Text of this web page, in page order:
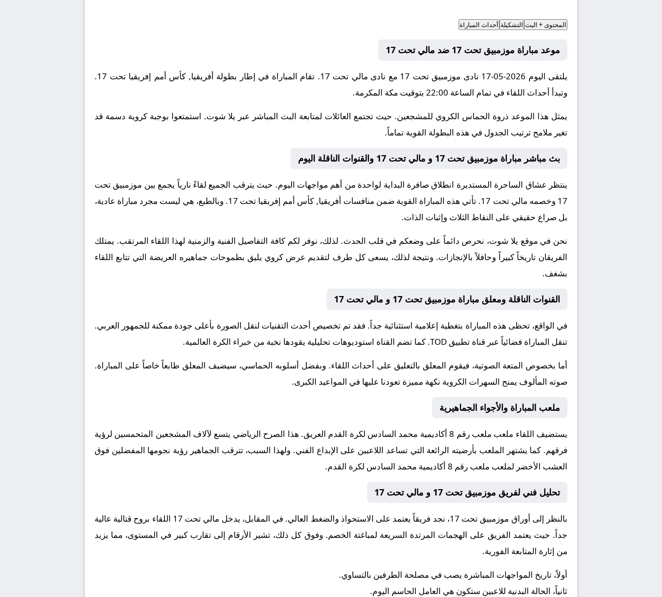
المحتوى + البث التشكيلة أحداث المباراة
موعد مباراة موزمبيق تحت 17 ضد مالي تحت 17
يلتقى اليوم 2026-05-17 نادى موزمبيق تحت 17 مع نادى مالي تحت 17. تقام المباراة في إطار بطولة أفريقيا, كأس أمم إفريقيا تحت 17.
وتبدأ أحداث اللقاء في تمام الساعة 22:00 بتوقيت مكة المكرمة.
يمثل هذا الموعد ذروة الحماس الكروي للمشجعين. حيث تجتمع العائلات لمتابعة البث المباشر عبر يلا شوت. استمتعوا بوجبة كروية دسمة قد
تغير ملامح ترتيب الجدول في هذه البطولة القوية تماماً.
بث مباشر مباراة موزمبيق تحت 17 و مالي تحت 17 والقنوات الناقلة اليوم
ينتظر عشاق الساحرة المستديرة انطلاق صافرة البداية لواحدة من أهم مواجهات اليوم. حيث يترقب الجميع لقاءً نارياً يجمع بين موزمبيق تحت
17 وخصمه مالي تحت 17 . تأتي هذه المباراة القوية ضمن منافسات أفريقيا, كأس أمم إفريقيا تحت 17
. وبالطبع، هي ليست مجرد مباراة عادية،
بل صراع حقيقي على النقاط الثلاث وإثبات الذات.
نحن في موقع يلا شوت، نحرص دائماً على وضعكم في قلب الحدث. لذلك، نوفر لكم كافة التفاصيل الفنية والزمنية لهذا اللقاء المرتقب. يمتلك
الفريقان تاريخاً كبيراً وحافلاً بالإنجازات. ونتيجة لذلك، يسعى كل طرف لتقديم عرض كروي يليق بطموحات جماهيره العريضة التي تتابع اللقاء
بشغف.
القنوات الناقلة ومعلق مباراة موزمبيق تحت 17 و مالي تحت 17
في الواقع، تحظى هذه المباراة بتغطية إعلامية استثنائية جداً. فقد تم تخصيص أحدث التقنيات لنقل الصورة بأعلى جودة ممكنة للجمهور العربي.
تنقل المباراة فضائياً عبر قناة تطبيق TOD . كما تضم القناة استوديوهات تحليلية يقودها نخبة من خبراء الكرة العالمية.
أما بخصوص المتعة الصوتية، فيقوم المعلق بالتعليق على أحداث اللقاء. وبفضل أسلوبه الحماسي، سيضيف المعلق طابعاً خاصاً على المباراة.
صوته المألوف يمنح السهرات الكروية نكهة مميزة تعودنا عليها في المواعيد الكبرى.
ملعب المباراة والأجواء الجماهيرية
يستضيف اللقاء ملعب ملعب رقم 8 أكاديمية محمد السادس لكرة القدم
العريق. هذا الصرح الرياضي يتسع لآلاف المشجعين المتحمسين لرؤية
فرقهم. كما يشتهر الملعب بأرضيته الرائعة التي تساعد اللاعبين على الإبداع الفني. ولهذا السبب، تترقب الجماهير رؤية نجومها المفضلين فوق
العشب الأخضر لملعب ملعب رقم 8 أكاديمية محمد السادس لكرة القدم.
تحليل فني لفريق موزمبيق تحت 17 و مالي تحت 17
بالنظر إلى أوراق موزمبيق تحت 17 ، نجد فريقاً يعتمد على الاستحواذ والضغط العالي. في المقابل، يدخل مالي تحت 17
اللقاء بروح قتالية عالية
جداً. حيث يعتمد الفريق على الهجمات المرتدة السريعة لمباغتة الخصم. وفوق كل ذلك، تشير الأرقام إلى تقارب كبير في المستوى، مما يزيد
من إثارة المتابعة الفورية.
أولاً، تاريخ المواجهات المباشرة يصب في مصلحة الطرفين بالتساوي.
ثانياً، الحالة البدنية للاعبين ستكون هي العامل الحاسم اليوم.